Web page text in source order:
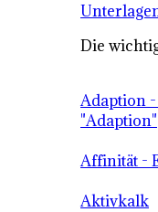
Die
Adaption
"Adaption"
Affinität -
Aktivkalk